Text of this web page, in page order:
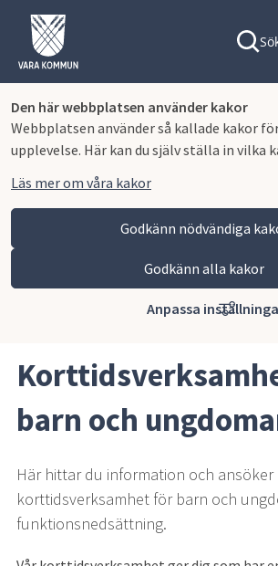
Den här webbplatsen använder kakor
Webbplatsen använder så kallade kakor
upplevelse. Här kan du själv ställa in vilka
Läs mer om våra kakor
Godkänn nödvändiga
Godkänn alla kakor
Anpassa
Vara kommun
Omsorg och stöd
Funktionsnedsättning
barn och
Här hittar du information och ansöker
korttidsverksamhet för barn och
funktionsnedsättning.